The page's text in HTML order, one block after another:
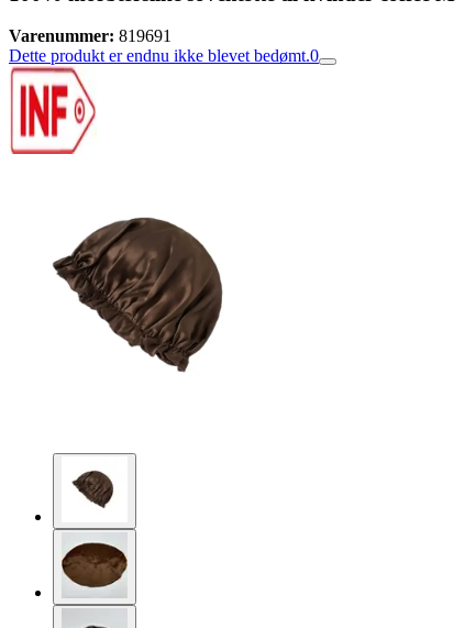
Varenummer: 819691
Dette produkt er endnu ikke blevet bedømt.0